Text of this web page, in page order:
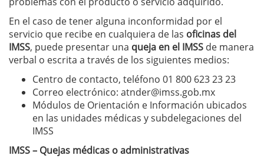
En el caso de tener alguna inconformidad por el
servicio que recibe en cualquiera de las oficinas del
IMSS, puede presentar una queja en el IMSS de manera
verbal o escrita a través de los siguientes medios:
Centro de contacto, teléfono 01 800 623 23 23
Correo electrónico: atnder@imss.gob.mx
Módulos de Orientación e Información ubicados
en las unidades médicas y subdelegaciones del
IMSS
IMSS – Quejas médicas o administrativas